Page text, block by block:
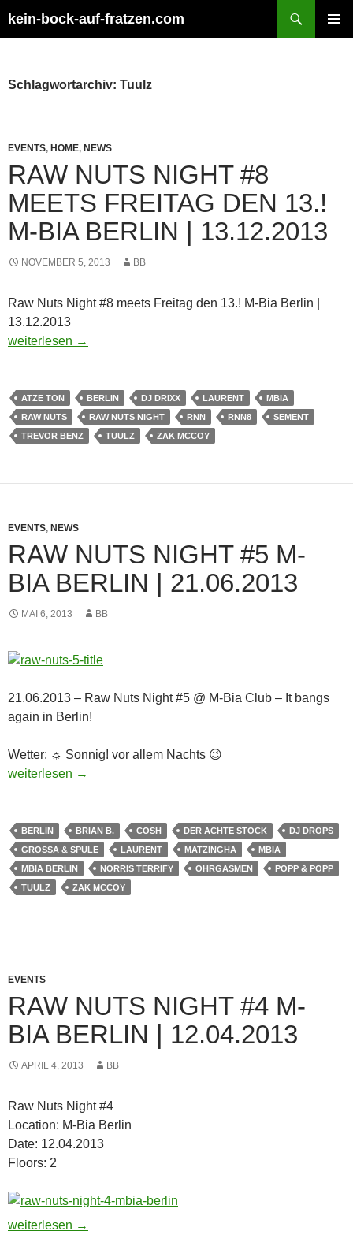
Inhalt
kein-bock-auf-fratzen.com
Schlagwortarchiv: Tuulz
EVENTS, HOME, NEWS
RAW NUTS NIGHT #8
MEETS FREITAG DEN 13.!
M-BIA BERLIN | 13.12.2013
NOVEMBER 5, 2013 BB
Raw Nuts Night #8 meets Freitag den 13.! M-Bia Berlin |
13.12.2013
Raw Nuts Night #8 meets Freitag den 13.! M-Bia Berlin |
weiterlesen →
ATZE TON BERLIN DJ DRIXX LAURENT
MBIA
RAW NUTS
RAW NUTS NIGHT RNN RNN8
SEMENT
TREVOR BENZ
TUULZ ZAK MCCOY
EVENTS, NEWS
RAW NUTS NIGHT #5 M-
BIA BERLIN | 21.06.2013
MAI 6, 2013 BB
21.06.2013 – Raw Nuts Night #5 @ M-Bia Club – It bangs
again in Berlin!
Wetter: ☼ Sonnig! vor allem Nachts 😉
Raw Nuts Night #5 M-Bia Berlin | 21.06.2013
weiterlesen →
BERLIN BRIAN B. COSH DER ACHTE STOCK
DJ DROPS
GROSSA & SPULE
LAURENT MATZINGHA
MBIA
MBIA BERLIN
NORRIS TERRIFY OHRGASMEN
POPP & POPP
TUULZ
ZAK MCCOY
EVENTS
RAW NUTS NIGHT #4 M-
BIA BERLIN | 12.04.2013
APRIL 4, 2013 BB
Raw Nuts Night #4
Location: M-Bia Berlin
Date: 12.04.2013
Floors: 2
Raw Nuts Night #4 M-Bia Berlin | 12.04.2013
weiterlesen →